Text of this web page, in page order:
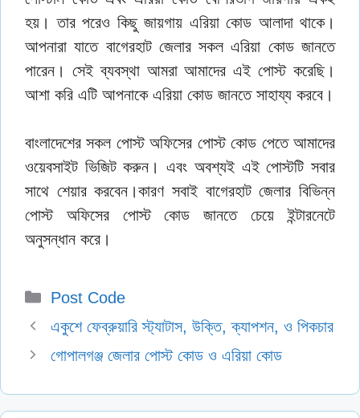
হয়। তার পরেও কিছু জায়গায় এরিয়া কোড আলাদা থাকে।
আপনারা যাতে বাগেরহাট জেলার সকল এরিয়া কোড জানতে
পারেন। সেই ব্যবস্থা আমরা আমাদের এই পোস্ট করেছি।
আশা করি এটি আপনাকে এরিয়া কোড জানতে সাহায্য করবে।
বাংলাদেশের সকল পোস্ট অফিসের পোস্ট কোড পেতে আমাদের
ওয়েবসাইট ভিজিট করুন। এবং অবশ্যই এই পোস্টটি সবার
সাথে শেয়ার করবেন।কারণ সবাই বাগেরহাট জেলার বিভিন্ন
পোস্ট অফিসের পোস্ট কোড জানতে চেয়ে ইন্টারনেটে
অনুসন্ধান করে।
Categories
Post Code
একুশে ফেব্রুয়ারি স্ট্যাটাস, উক্তি, ক্যাপশন, ও পিকচার
গোপালগঞ্জ জেলার পোস্ট কোড ও এরিয়া কোড